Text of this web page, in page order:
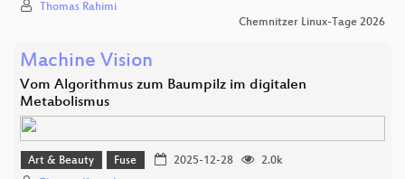
Thomas Rahimi
Chemnitzer Linux-Tage 2026
Machine Vision
Vom Algorithmus zum Baumpilz im digitalen
Metabolismus
Art & Beauty Fuse 2025-12-28
2.0k